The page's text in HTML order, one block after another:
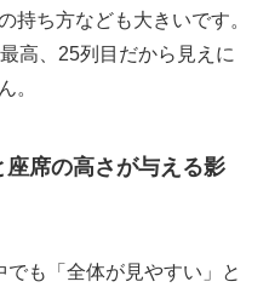
持ち方なども大きいです。
高、25列目だから見えに
。
席の高さが与える影
も「全体が見やすい」と